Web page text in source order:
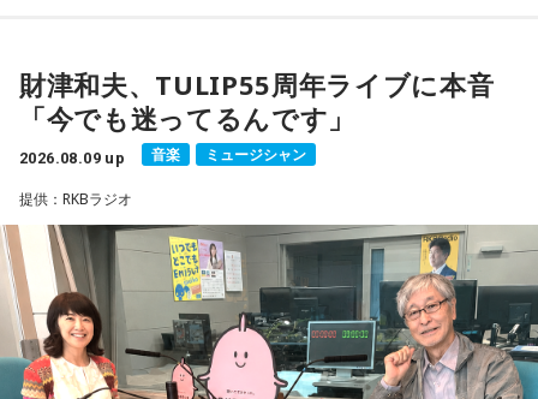
18年に及ぶ「宇宙兄弟」の連載完結のタイミングでの出演と
なり、「宇宙兄弟」誕生のエピソードや「キャラクターに出
会う」というキャラクター造形について、ストーリーの発想
小山宙哉をゲストに迎える特別番組『マンガのラジオ 宇宙兄
弟スペシャル supported by viviON』は8月16日（日）19時
から放送。放送後には、地上波本編で未公開の音源を含むデ
ィレクターズカット版のポッドキャスト配信も予定してい
る。
財津和夫、TULIP55周年ライブに本音
「今でも迷ってるんです」
2026.08.09 up 音楽 ミュージシャン
提供：RKBラジオ